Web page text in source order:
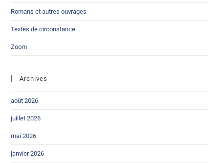
Romans et autres ouvrages
Textes de circonstance
Zoom
Archives
août 2026
juillet 2026
mai 2026
janvier 2026